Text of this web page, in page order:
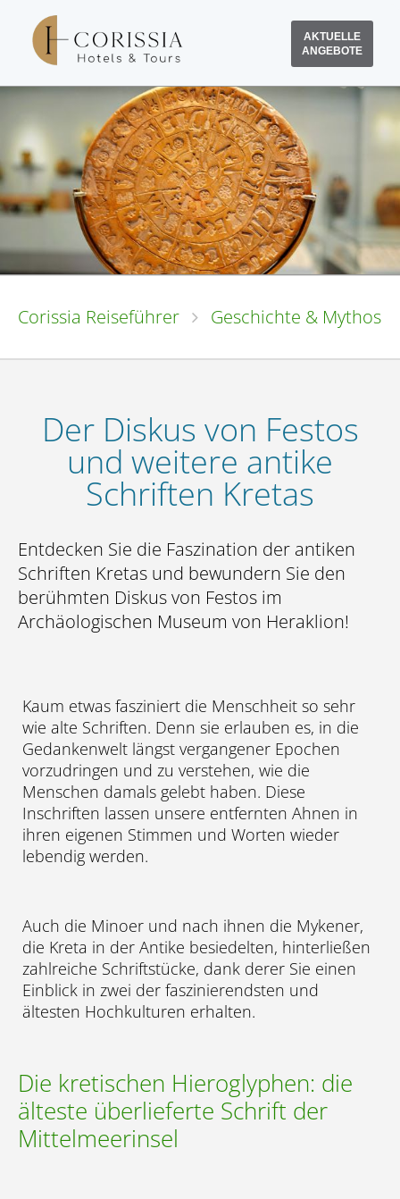
AKTUELLE
ANGEBOTE
Corissia Reiseführer Geschichte & Mythos
Der Diskus von Festos
und weitere antike
Schriften Kretas
Entdecken Sie die Faszination der antiken
Schriften Kretas und bewundern Sie den
berühmten Diskus von Festos im
Archäologischen Museum von Heraklion!
Kaum etwas fasziniert die Menschheit so sehr
wie alte Schriften. Denn sie erlauben es, in die
Gedankenwelt längst vergangener Epochen
vorzudringen und zu verstehen, wie die
Menschen damals gelebt haben. Diese
Inschriften lassen unsere entfernten Ahnen in
ihren eigenen Stimmen und Worten wieder
lebendig werden.
Auch die Minoer und nach ihnen die Mykener,
die Kreta in der Antike besiedelten, hinterließen
zahlreiche Schriftstücke, dank derer Sie einen
Einblick in zwei der faszinierendsten und
ältesten Hochkulturen erhalten.
Die kretischen Hieroglyphen: die
älteste überlieferte Schrift der
Mittelmeerinsel